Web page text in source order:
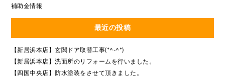
補助金情報
最近の投稿
【新居浜本店】玄関ドア取替工事(*^-^*)
【新居浜本店】洗面所のリフォームを行いました。
【四国中央店】防水塗装をさせて頂きました。